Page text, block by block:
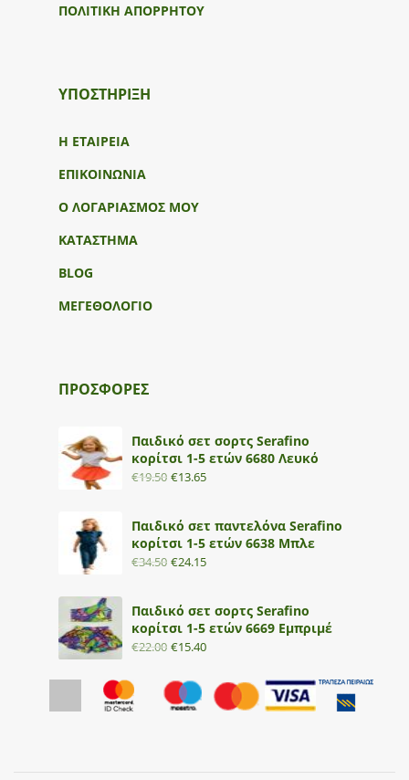
ΠΟΛΙΤΙΚΗ ΑΠΟΡΡΗΤΟΥ
ΥΠΟΣΤΉΡΙΞΗ
Η ΕΤΑΙΡΕΙΑ
ΕΠΙΚΟΙΝΩΝΙΑ
Ο ΛΟΓΑΡΙΑΣΜΟΣ ΜΟΥ
ΚΑΤΑΣΤΗΜΑ
BLOG
ΜΕΓΕΘΟΛΟΓΙΟ
ΠΡΟΣΦΟΡΕΣ
Παιδικό σετ σορτς Serafino
κορίτσι 1-5 ετών 6680 Λευκό
€19.50 €13.65
Παιδικό σετ παντελόνα Serafino
κορίτσι 1-5 ετών 6638 Μπλε
€34.50 €24.15
Παιδικό σετ σορτς Serafino
κορίτσι 1-5 ετών 6669 Εμπριμέ
€22.00 €15.40